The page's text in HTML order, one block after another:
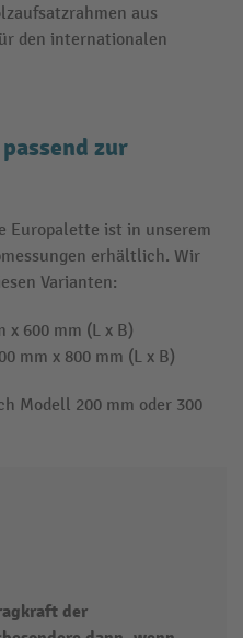
aus
den internationalen
zur
Europalette ist in unserem
erhältlich. Wir
Varianten:
x 600 mm (L x B)
mm x 800 mm (L x B)
Modell 200 mm oder 300
der